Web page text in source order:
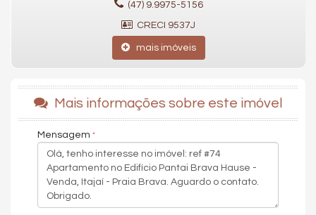
Características do Imóvel
Acabamento em Gesso
Sacada com Churrasqueira
Cozinha
Banheiro Social
Sala de TV
Características do Empreendimento
Gerador
Sala de Jogos
Salão de Festas
(47) 9.9975-5156
CRECI 9537J
mais imóveis
Mais informações sobre este imóvel
Mensagem